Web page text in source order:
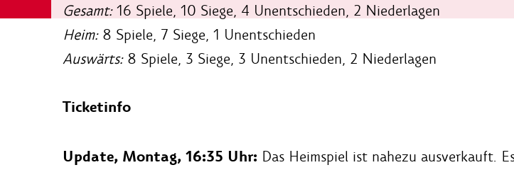
Gesamt:16 Spiele, 10 Siege, 4 Unentschieden, 2 Niederlagen
Heim:8 Spiele, 7 Siege, 1 Unentschieden
Auswärts:8 Spiele, 3 Siege, 3 Unentschieden, 2 Niederlagen
Ticketinfo
Update, Montag, 16:35 Uhr: Das Heimspiel ist nahezu ausverkauft.